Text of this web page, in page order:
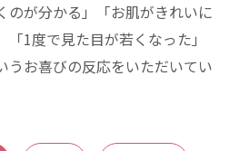
のが分かる」「お肌がきれいに
1度で見た目が若くなった」
うお喜びの反応をいただいてい